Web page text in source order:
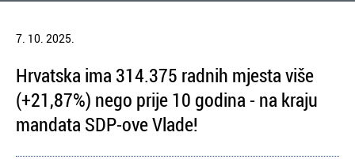
7. 10. 2025.
Hrvatska ima 314.375 radnih mjesta više
(+21,87%) nego prije 10 godina - na kraju
mandata SDP-ove Vlade!